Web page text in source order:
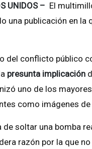
UNIDOS – El
una publicación en la
del conflicto público
presunta implicación
uno de los
como imágenes
de soltar una bomba
razón por la que